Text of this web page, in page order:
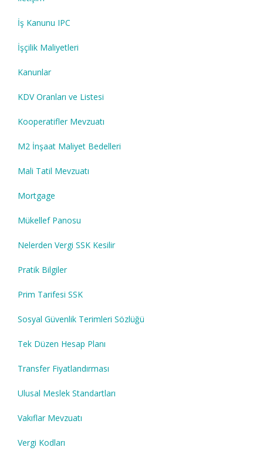
İş Kanunu IPC
İşçilik Maliyetleri
Kanunlar
KDV Oranları ve Listesi
Kooperatifler Mevzuatı
M2 İnşaat Maliyet Bedelleri
Mali Tatil Mevzuatı
Mortgage
Mükellef Panosu
Nelerden Vergi SSK Kesilir
Pratik Bilgiler
Prim Tarifesi SSK
Sosyal Güvenlik Terimleri Sözlüğü
Tek Düzen Hesap Planı
Transfer Fiyatlandırması
Ulusal Meslek Standartları
Vakıflar Mevzuatı
Vergi Kodları